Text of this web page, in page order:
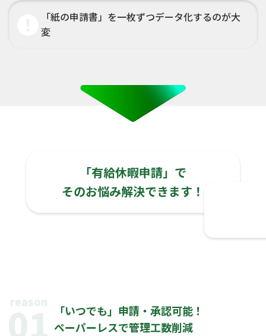
「紙の申請書」を一枚ずつデータ化するのが大
変
「有給休暇申請」で
そのお悩み解決できます！
「いつでも」申請・承認可能！
ペーパーレスで管理工数削減